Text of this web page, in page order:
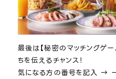
最後は【秘密のマッチングゲ
ちを伝えるチャンス！
気になる方の番号を記入 →